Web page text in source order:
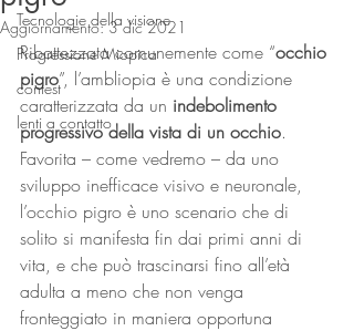
Tecnologie della visione
Progressione Miopica
contest
lenti a contatto
Aggiornamento:3 dic 2021
Ribattezzata comunemente come “occhio
pigro”, l’ambliopia è una condizione
caratterizzata da un indebolimento
progressivo della vista di un occhio.
Favorita – come vedremo – da uno
sviluppo inefficace visivo e neuronale,
l’occhio pigro è uno scenario che di
solito si manifesta fin dai primi anni di
vita, e che può trascinarsi fino all’età
adulta a meno che non venga
fronteggiato in maniera opportuna